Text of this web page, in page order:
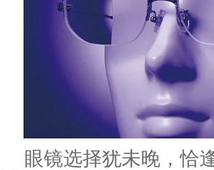
眼镜选择犹未晚，恰